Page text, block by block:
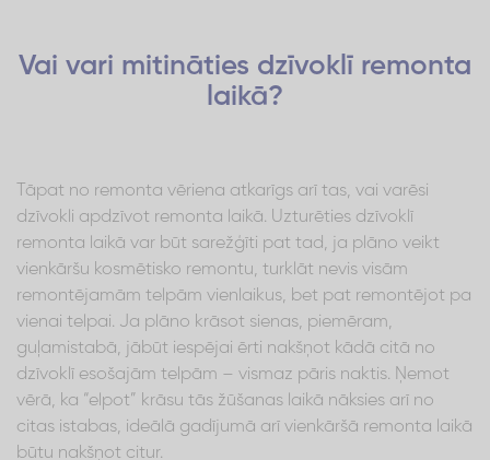
Vai vari mitināties dzīvoklī remonta
laikā?
Tāpat no remonta vēriena atkarīgs arī tas, vai varēsi
dzīvokli apdzīvot remonta laikā. Uzturēties dzīvoklī
remonta laikā var būt sarežģīti pat tad, ja plāno veikt
vienkāršu kosmētisko remontu, turklāt nevis visām
remontējamām telpām vienlaikus, bet pat remontējot pa
vienai telpai. Ja plāno krāsot sienas, piemēram,
guļamistabā, jābūt iespējai ērti nakšņot kādā citā no
dzīvoklī esošajām telpām – vismaz pāris naktis. Ņemot
vērā, ka “elpot” krāsu tās žūšanas laikā nāksies arī no
citas istabas, ideālā gadījumā arī vienkāršā remonta laikā
būtu nakšņot citur.